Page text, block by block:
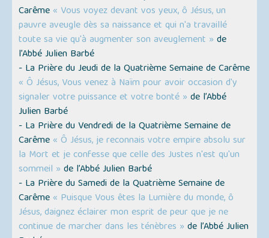
Carême « Vous voyez devant vos yeux, ô Jésus, un
pauvre aveugle dès sa naissance et qui n'a travaillé
toute sa vie qu'à augmenter son aveuglement » de
l’Abbé Julien Barbé
- La Prière du Jeudi de la Quatrième Semaine de Carême
« Ô Jésus, Vous venez à Naïm pour avoir occasion d'y
signaler votre puissance et votre bonté » de l’Abbé
Julien Barbé
- La Prière du Vendredi de la Quatrième Semaine de
Carême « Ô Jésus, je reconnais votre empire absolu sur
la Mort et je confesse que celle des Justes n'est qu'un
sommeil » de l’Abbé Julien Barbé
- La Prière du Samedi de la Quatrième Semaine de
Carême « Puisque Vous êtes la Lumière du monde, ô
Jésus, daignez éclairer mon esprit de peur que je ne
continue de marcher dans les ténèbres » de l’Abbé Julien